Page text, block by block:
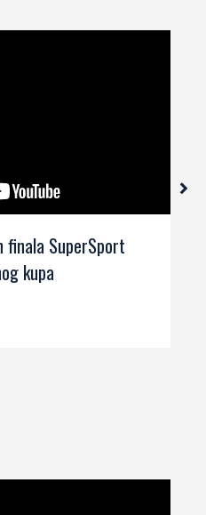
finala SuperSport
kupa